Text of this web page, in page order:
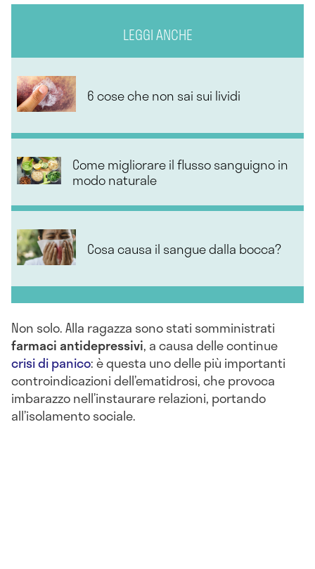
LEGGI ANCHE
6 cose che non sai sui lividi
Come migliorare il flusso sanguigno in
modo naturale
Cosa causa il sangue dalla bocca?
Non solo. Alla ragazza sono stati somministrati
farmaci antidepressivi, a causa delle continue
crisi di panico: è questa uno delle più importanti
controindicazioni dell’ematidrosi, che provoca
imbarazzo nell’instaurare relazioni, portando
all’isolamento sociale.